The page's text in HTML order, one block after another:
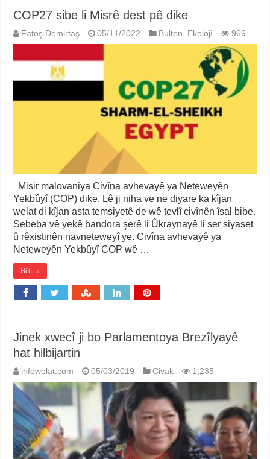
COP27 sibe li Misrê dest pê dike
Fatoş Demirtaş 05/11/2022 Bulten, Ekolojî 969
Misir malovaniya Civîna avhevayê ya Neteweyên
Yekbûyî (COP) dike. Lê ji niha ve ne diyare ka kîjan
welat di kîjan asta temsiyetê de wê tevlî civînên îsal bibe.
Sebeba vê yekê bandora şerê li Ûkraynayê li ser siyaset
û rêxistinên navneteweyî ye. Civîna avhevayê ya
Neteweyên Yekbûyî COP wê …
Bêtir »
Jinek xwecî ji bo Parlamentoya Brezîlyayê
hat hilbijartin
infowelat.com 05/03/2019 Civak 1,235